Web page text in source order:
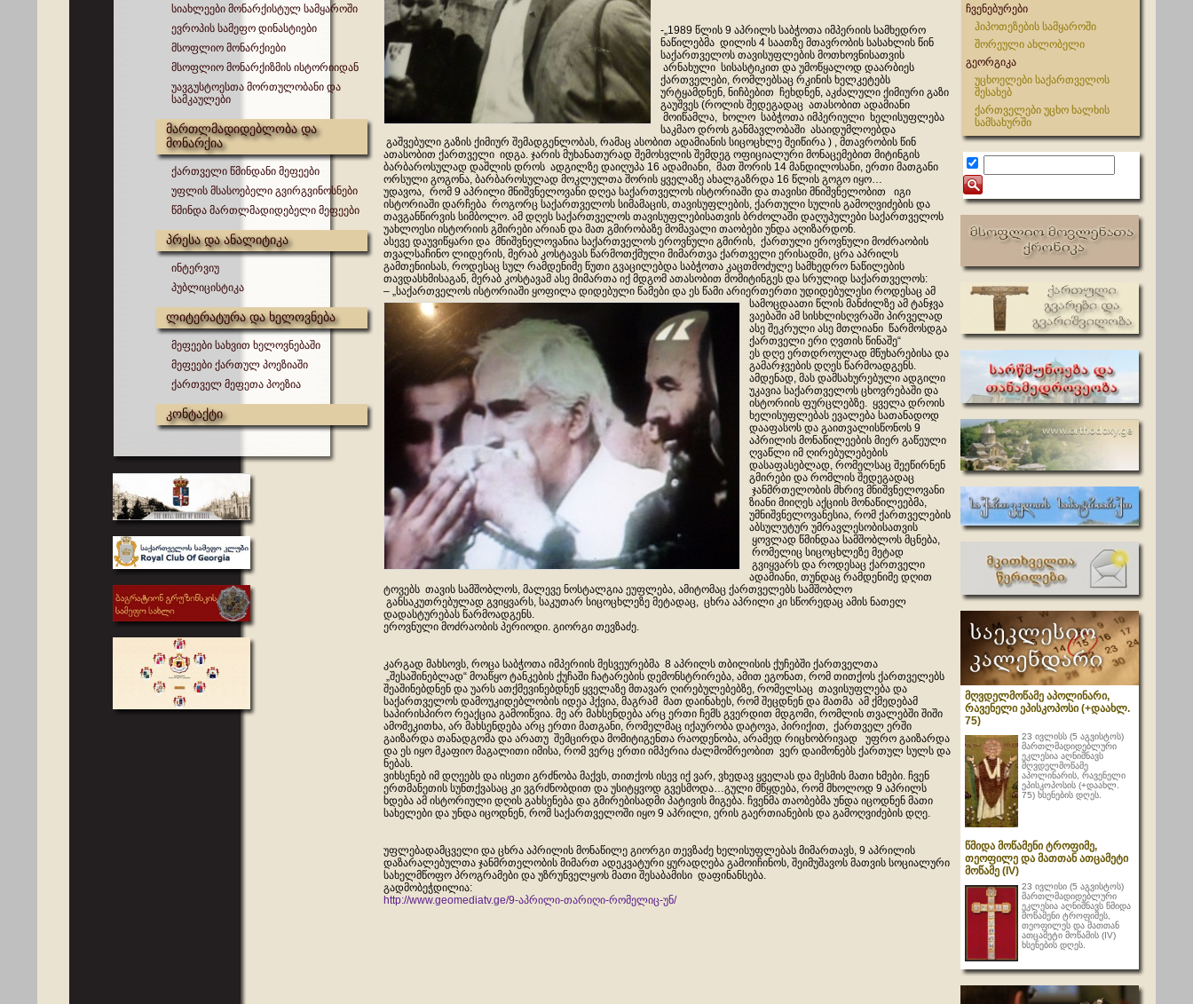
სიახლეები მონარქისტულ სამყაროში
ევროპის სამეფო დინასტიები
მსოფლიო მონარქიები
მსოფლიო მონარქიზმის ისტორიიდან
უავგუსტოესთა მორთულობანი და
სამკაულები
მართლმადიდებლობა და
მონარქია
ქართველი წმინდანი მეფეები
უფლის მსასოებელი გვირგვინოსნები
წმინდა მართლმადიდებელი მეფეები
პრესა და ანალიტიკა
ინტერვიუ
პუბლიცისტიკა
ლიტერატურა და ხელოვნება
მეფეები სახვით ხელოვნებაში
მეფეები ქართულ პოეზიაში
ქართველ მეფეთა პოეზია
კონტაქტი
-„1989 წლის 9 აპრილს საბჭოთა იმპერიის სამხედრო
ნაწილებმა დილის 4 საათზე მთავრობის სასახლის წინ
საქართველოს თავისუფლების მოთხოვნისათვის
არნახული სისასტიკით და უმოწყალოდ დაარბიეს
ქართველები, რომლებსაც რკინის ხელკეტებს
ურტყამდნენ, ნიჩბებით ჩეხდნენ, აკძალული ქიმიური გაზი
გაუშვეს (როლის შედეგადაც ათასობით ადამიანი
მოიწამლა, ხოლო საბჭოთა იმპერიული ხელისუფლება
საკმაო დროს განმავლობაში ასაიდუმლოებდა
გაშვებული გაზის ქიმიურ შემადგენლობას, რამაც ასობით ადამიანის სიცოცხლე შეიწირა ) , მთავრობის წინ
ათასობით ქართველი იდგა. ჯარის მუხანათურად შემოსვლის შემდეგ ოფიციალური მონაცემებით მიტინგის
ბარბაროსულად დაშლის დროს ადგილზე დაიღუპა 16 ადამიანი, მათ შორის 14 მანდილოსანი, ერთი მათგანი
ორსული გოგონა, ბარბაროსულად მოკლულთა შორის ყველაზე ახალგაზრდა 16 წლის გოგო იყო…
უდავოა, რომ 9 აპრილი მნიშვნელოვანი დღეა საქართველოს ისტორიაში და თავისი მნიშვნელობით იგი
ისტორიაში დარჩება როგორც საქართველოს სიმამაცის, თავისუფლების, ქართული სულის გამოღვიძების და
თავგანწირვის სიმბოლო. ამ დღეს საქართველოს თავისუფლებისათვის ბრძოლაში დაღუპულები საქართველოს
უახლოესი ისტორიის გმირები არიან და მათ გმირობაზე მომავალი თაობები უნდა აღიზარდონ.
ასევე დაუვიწყარი და მნიშვნელოვანია საქართველოს ეროვნული გმირის, ქართული ეროვნული მოძრაობის
თვალსაჩინო ლიდერის, მერაბ კოსტავას წარმოთქმული მიმართვა ქართველი ერისადმი, ცრა აპრილს
გამთენიისას, როდესაც სულ რამდენიმე წუთი გვაცილებდა საბჭოთა კაცთმოძულე სამხედრო ნაწილების
თავდასხმისაგან, მერაბ კოსტავამ ასე მიმართა იქ მდგომ ათასობით მომიტინგეს და სრულიდ საქართველოს:
– „საქართველოს ისტორიაში ყოფილა დიდებული წამები და ეს წამი არიერთერთი უდიდებულესი როდესაც ამ
სამოცდაათი წლის მანძილზე ამ ტანჯვა
ვაებაში ამ სისხლისღვრაში პირველად
ასე შეკრული ასე მთლიანი წარმოსდგა
ქართველი ერი ღვთის წინაშე“
ეს დღე ერთდროულად მწუხარებისა და
გამარჯვების დღეს წარმოადგენს.
ამდენად, მას დამსახურებული ადგილი
უკავია საქართველოს ცხოვრებაში და
ისტორიის ფურცლებზე. ყველა დროის
ხელისუფლებას ევალება სათანადოდ
დააფასოს და გაითვალისწონოს 9
აპრილის მონაწილეების მიერ გაწეული
ღვაწლი იმ ღირებულებების
დასაფასებლად, რომელსაც შეეწირნენ
გმირები და რომლის შედეგადაც
ჯანმრთელობის მხრივ მნიშვნელოვანი
ზიანი მიიღეს აქციის მონაწილეებმა,
უმნიშვნელოვანესია, რომ ქართველების
აბსულუტურ უმრავლესობისათვის
ყოვლად წმინდაა სამშობლოს მცნება,
რომელიც სიცოცხლეზე მეტად
გვიყვარს და როდესაც ქართველი
ადამიანი, თუნდაც რამდენიმე დღით
ტოვებს თავის სამშობლოს, მალევე ნოსტალგია ეუფლება, ამიტომაც ქართველებს სამშობლო
განსაკუთრებულად გვიყვარს, საკუთარ სიცოცხლეზე მეტადაც, ცხრა აპრილი კი სწორედაც ამის ნათელ
დადასტურებას წარმოადგენს.
ეროვნული მოძრაობის პერიოდი. გიორგი თევზაძე.
კარგად მახსოვს, როცა საბჭოთა იმპერიის მესვეურებმა 8 აპრილს თბილისის ქუჩებში ქართველთა
„შესაშინებლად“ მოაწყო ტანკების ქუჩაში ჩატარების დემონსტრირება, ამით ეგონათ, რომ თითქოს ქართველებს
შეაშინებდნენ და უარს ათქმევინებდნენ ყველაზე მთავარ ღირებულებებზე, რომელსაც თავისუფლება და
საქართველოს დამოუკიდებლობის იდეა ჰქვია, მაგრამ მათ დაინახეს, რომ შეცდნენ და მათმა ამ ქმედებამ
საპირისპირო რეაქცია გამოიწვია. მე არ მახსენდება არც ერთი ჩემს გვერდით მდგომი, რომლის თვალებში შიში
ამომეკითხა, არ მახსენდება არც ერთი მათგანი, რომელმაც იქაურობა დატოვა, პირიქით, ქართველ ერში
გაიზარდა თანადგომა და არათუ შემცირდა მომიტიგენთა რაოდენობა, არამედ რიცხობრივად უფრო გაიზარდა
და ეს იყო მკაფიო მაგალითი იმისა, რომ ვერც ერთი იმპერია ძალმომრეობით ვერ დაიმონებს ქართულ სულს და
ნებას.
ვიხსენებ იმ დღეებს და ისეთი გრძნობა მაქვს, თითქოს ისევ იქ ვარ, ვხედავ ყველას და მესმის მათი ხმები. ჩვენ
ერთმანეთის სუნთქვასაც კი ვგრძნობდით და უსიტყვოდ გვესმოდა…გული მწყდება, რომ მხოლოდ 9 აპრილს
ხდება ამ ისტორიული დღის გახსენება და გმირებისადმი პატივის მიგება. ჩვენმა თაობებმა უნდა იცოდნენ მათი
სახელები და უნდა იცოდნენ, რომ საქართველოში იყო 9 აპრილი, ერის გაერთიანების და გამოღვიძების დღე.
უფლებადამცველი და ცხრა აპრილის მონაწილე გიორგი თევზაძე ხელისუფლებას მიმართავს, 9 აპრილის
დაზარალებულთა ჯანმრთელობის მიმართ ადეკვატური ყურადღება გამოიჩინოს, შეიმუშავოს მათვის სოციალური
სახელმწოფო პროგრამები და უზრუნველყოს მათი შესაბამისი დაფინანსება.
გადმობეჭდილია:
http://www.geomediatv.ge/9-აპრილი-თარიღი-რომელიც-უნ/
ჩვენებურები
ჰიპოთეზების სამყაროში
შორეული ახლობელი
გეორგიკა
უცხოელები საქართველოს
შესახებ
ქართველები უცხო ხალხის
სამსახურში
მღვდელმოწამე აპოლინარი,
რავენელი ეპისკოპოსი (+დაახლ.
75)
23 ივლისს (5 აგვისტოს)
მართლმადიდებლური
ეკლესია აღნიშნავს
მღვდელმოწამე
აპოლინარის, რავენელი
ეპისკოპოსის (+დაახლ.
75) ხსენების დღეს.
წმიდა მოწამენი ტროფიმე,
თეოფილე და მათთან ათცამეტი
მოწამე (IV)
23 ივლისი (5 აგვისტოს)
მართლმადიდებლური
ეკლესია აღნიშნავს წმიდა
მოწამენი ტროფიმეს,
თეოფილეს და მათთან
ათცამეტი მოწამის (IV)
ხსენების დღეს.